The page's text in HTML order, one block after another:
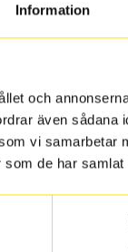
Information
och
även sådana
vi samarbetar
de har
någon av
När vi